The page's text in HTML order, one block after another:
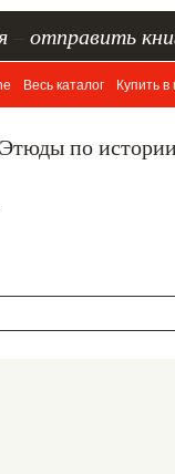
отправить
Весь каталог Купить
по